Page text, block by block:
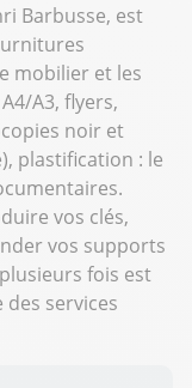
Barbusse, est
mobilier et les
A3, flyers,
noir et
plastification : le
vos clés,
vos supports
fois est
services